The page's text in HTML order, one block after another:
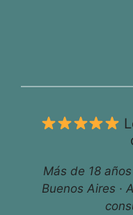
Más de 18
Buenos Aires ·